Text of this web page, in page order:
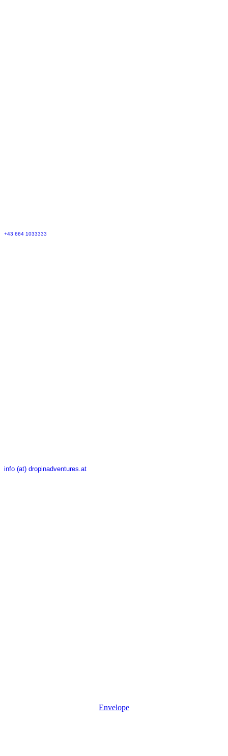
+43 664 1033333
info (at) dropinadventures.at
Envelope